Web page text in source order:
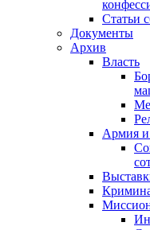
Статьи
Документы
Архив
Власть
Армия и